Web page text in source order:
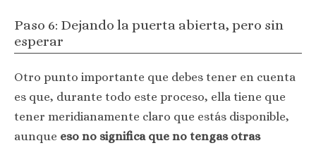
Paso 6: Dejando la puerta abierta, pero sin
esperar
Otro punto importante que debes tener en cuenta
es que, durante todo este proceso, ella tiene que
tener meridianamente claro que estás disponible,
aunque eso no significa que no tengas otras